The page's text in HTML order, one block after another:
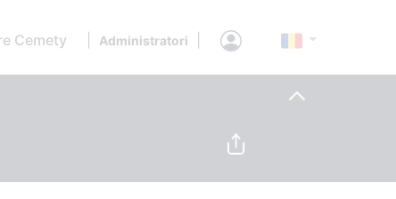
Cemety Administratori